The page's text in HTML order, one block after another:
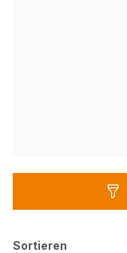
Sortieren